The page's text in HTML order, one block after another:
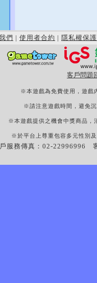
們 | 使用者合約 | 隱私權保護
客戶問題
※本遊戲為免費使用，遊戲
※請注意遊戲時間，避免
※本遊戲提供之機會中獎商品，
※於平台上尊重包容多元性別
服務傳真：02-22996996